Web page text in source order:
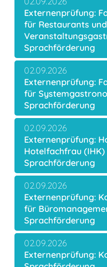
Externenprüfung:
für Restaurants und
Sprachförderung
Externenprüfung:
für
Sprachförderung
02.09.2026
Externenprüfung:
Hotelfachfrau
Sprachförderung
02.09.2026
Externenprüfung:
für
Sprachförderung
02.09.2026
Externenprüfung:
02.09.2026